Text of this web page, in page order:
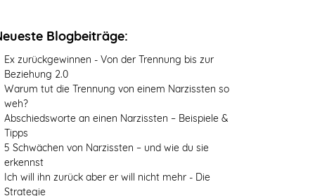
Blogbeiträge:
Ex zurückgewinnen - Von der Trennung bis zur
Beziehung 2.0
Warum tut die Trennung von einem Narzissten so
weh?
Abschiedsworte an einen Narzissten – Beispiele &
Tipps
5 Schwächen von Narzissten – und wie du sie
erkennst
Ich will ihn zurück aber er will nicht mehr - Die
Strategie